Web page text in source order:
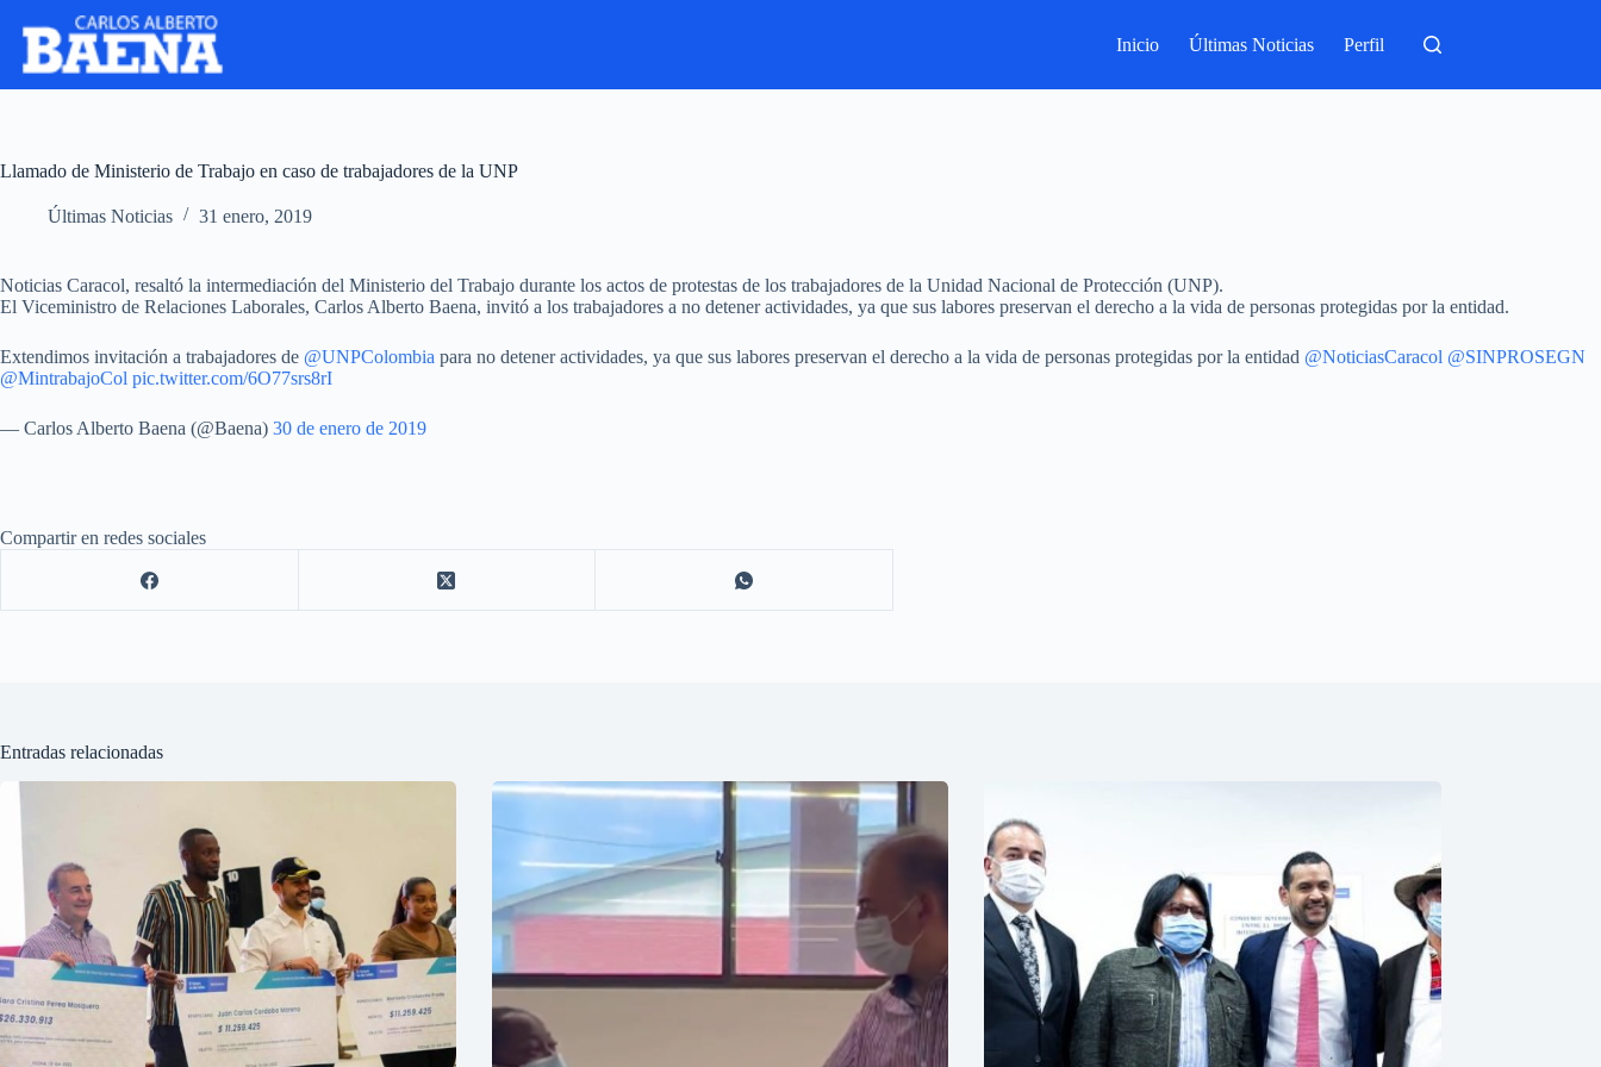
Inicio Últimas Noticias Perfil
Llamado de Ministerio de Trabajo en caso de trabajadores de la UNP
Últimas Noticias 31 enero, 2019
Noticias Caracol, resaltó la intermediación del Ministerio del Trabajo durante los actos de protestas de los trabajadores de la Unidad Nacional de Protección (UNP).
El Viceministro de Relaciones Laborales, Carlos Alberto Baena, invitó a los trabajadores a no detener actividades, ya que sus labores preservan el derecho a la vida de personas protegidas por la entidad.
Extendimos invitación a trabajadores de @UNPColombia para no detener actividades, ya que sus labores preservan el derecho a la vida de personas protegidas por la entidad @NoticiasCaracol @SINPROSEGN
@MintrabajoCol pic.twitter.com/6O77srs8rI
— Carlos Alberto Baena (@Baena) 30 de enero de 2019
Compartir en redes sociales
Entradas relacionadas